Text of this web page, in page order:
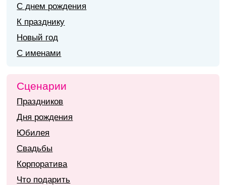
С днем рождения
К празднику
Новый год
С именами
Сценарии
Праздников
Дня рождения
Юбилея
Свадьбы
Корпоратива
Что подарить